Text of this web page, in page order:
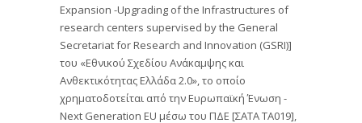
Expansion -Upgrading of the Infrastructures of
research centers supervised by the General
Secretariat for Research and Innovation (GSRI)]
του «Εθνικού Σχεδίου Ανάκαμψης και
Ανθεκτικότητας Ελλάδα 2.0», το οποίο
χρηματοδοτείται από την Ευρωπαϊκή Ένωση -
Next Generation EU μέσω του ΠΔΕ [ΣΑΤΑ ΤΑ019],